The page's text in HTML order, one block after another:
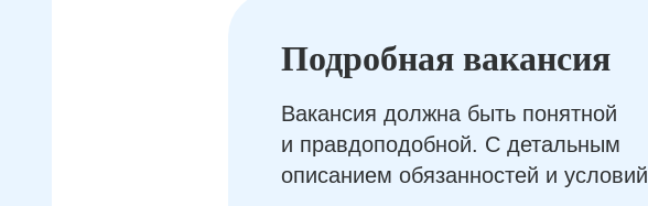
Подробная вакансия
Вакансия должна быть понятной
и правдоподобной. С детальным
описанием обязанностей и условий